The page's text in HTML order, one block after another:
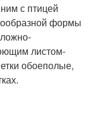
с птицей
формы
листом-
обоеполые,